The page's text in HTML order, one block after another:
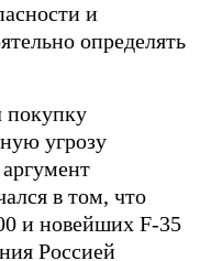
и
определять
покупку
угрозу
в том, что
и новейших F-35
Россией